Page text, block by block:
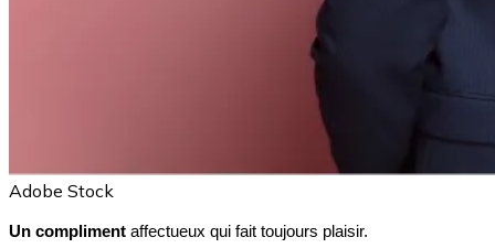
Adobe Stock
Un compliment affectueux qui fait toujours plaisir.